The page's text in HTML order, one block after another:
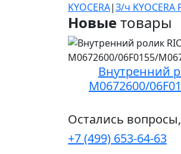
KYOCERA|З/ч KYOCERA
Новыетовары
Внутренний
M0672600/
Остались
+7 (499) 653-64-63